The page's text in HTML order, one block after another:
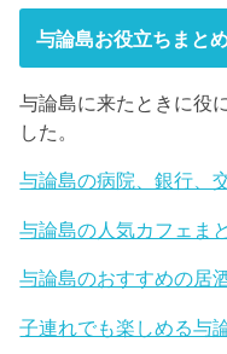
与論島お役立ちまと
与論島に来たときに役
した。
与論島の病院、銀行、
与論島の人気カフェま
与論島のおすすめの居
子連れでも楽しめる与